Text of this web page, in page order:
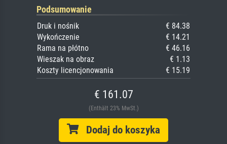
Podsumowanie
Druk i nośnik
€ 84.38
Wykończenie
€ 14.21
Rama na płótno
€ 46.16
Wieszak na obraz
€ 1.13
Koszty licencjonowania
€ 15.19
€ 161.07
(Enthält 23% MwSt.)
Dodaj do koszyka